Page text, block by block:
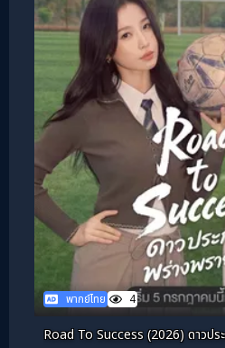
พากย์ไทย 4
Road To Success (2026) ดาวปร